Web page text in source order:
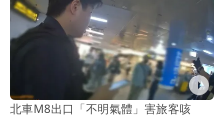
北車M8出口「不明氣體」害旅客咳